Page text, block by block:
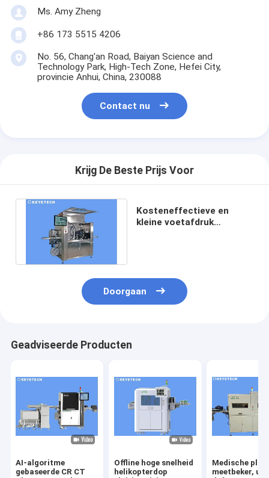
Ms. Amy Zheng
+86 173 5515 4206
No. 56, Chang'an Road, Baiyan Science and
Technology Park, High-Tech Zone, Hefei City,
provincie Anhui, China, 230088
Contact nu
Krijg De Beste Prijs Voor
Kosteneffectieve en
kleine voetafdruk
Doorgaan
Geadviseerde Producten
AI-algoritme
gebaseerde CR CT
Offline hoge snelheid
helikopterdop
Medische
meetbeker,